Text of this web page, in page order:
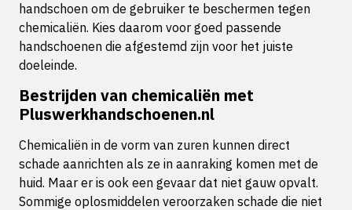
handschoen om de gebruiker te beschermen tegen
chemicaliën. Kies daarom voor goed passende
handschoenen die afgestemd zijn voor het juiste
doeleinde.
Bestrijden van chemicaliën met
Pluswerkhandschoenen.nl
Chemicaliën in de vorm van zuren kunnen direct
schade aanrichten als ze in aanraking komen met de
huid. Maar er is ook een gevaar dat niet gauw opvalt.
Sommige oplosmiddelen veroorzaken schade die niet